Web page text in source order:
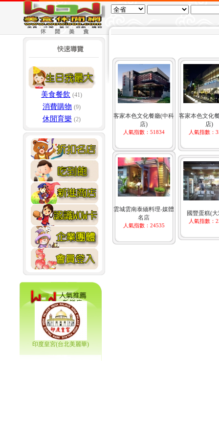
美食餐飲 (41)
消費購物 (9)
休閒育樂 (2)
印度皇宮(台北美麗華)
客家本色文化餐廳(中科
店)
人氣指數：51834
客家本色文化
店)
人氣指數：
雲城雲南泰緬料理-媒體
名店
人氣指數：24535
國豐蛋糕(
人氣指數：